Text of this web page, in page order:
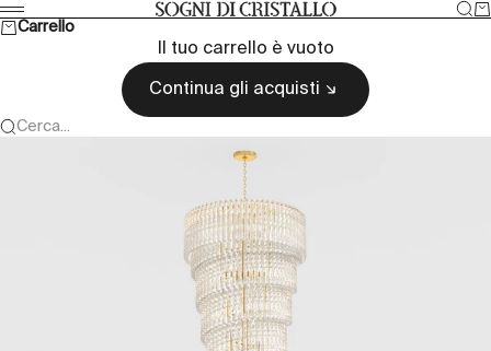
Vai al contenuto Sogni di cristallo
Menù
Carrello
Il tuo carrello è vuoto
Continua gli acquisti
Cerca...